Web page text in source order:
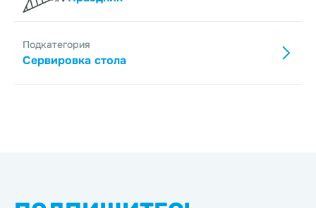
Подкатегория
Сервировка стола